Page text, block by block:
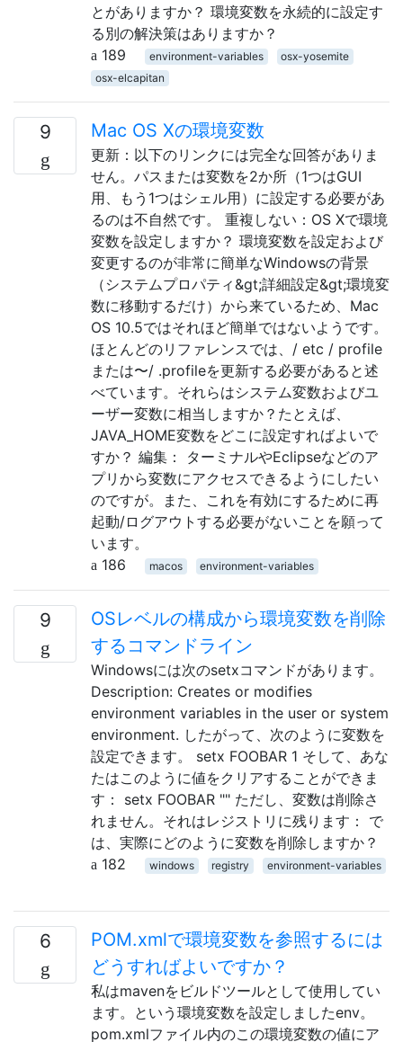
とがありますか？ 環境変数を永続的に設定す
る別の解決策はありますか？
189
environment-variables
osx-yosemite
osx-elcapitan
9 Mac OS Xの環境変数
更新：以下のリンクには完全な回答がありま
せん。パスまたは変数を2か所（1つはGUI
用、もう1つはシェル用）に設定する必要があ
るのは不自然です。 重複しない：OS Xで環境
変数を設定しますか？ 環境変数を設定および
変更するのが非常に簡単なWindowsの背景
（システムプロパティ&gt;詳細設定&gt;環境変
数に移動するだけ）から来ているため、Mac
OS 10.5ではそれほど簡単ではないようです。
ほとんどのリファレンスでは、/ etc / profile
または〜/ .profileを更新する必要があると述
べています。それらはシステム変数およびユ
ーザー変数に相当しますか？たとえば、
JAVA_HOME変数をどこに設定すればよいで
すか？ 編集： ターミナルやEclipseなどのア
プリから変数にアクセスできるようにしたい
のですが。また、これを有効にするために再
起動/ログアウトする必要がないことを願って
います。
186
macos environment-variables
9
OSレベルの構成から環境変数を削除
するコマンドライン
Windowsには次のsetxコマンドがあります。
Description: Creates or modifies
environment variables in the user or system
environment. したがって、次のように変数を
設定できます。 setx FOOBAR 1 そして、あな
たはこのように値をクリアすることができま
す： setx FOOBAR "" ただし、変数は削除さ
れません。それはレジストリに残ります： で
は、実際にどのように変数を削除しますか？
182
windows registry environment-variables
6
POM.xmlで環境変数を参照するには
どうすればよいですか？
私はmavenをビルドツールとして使用してい
ます。という環境変数を設定しましたenv。
pom.xmlファイル内のこの環境変数の値にア